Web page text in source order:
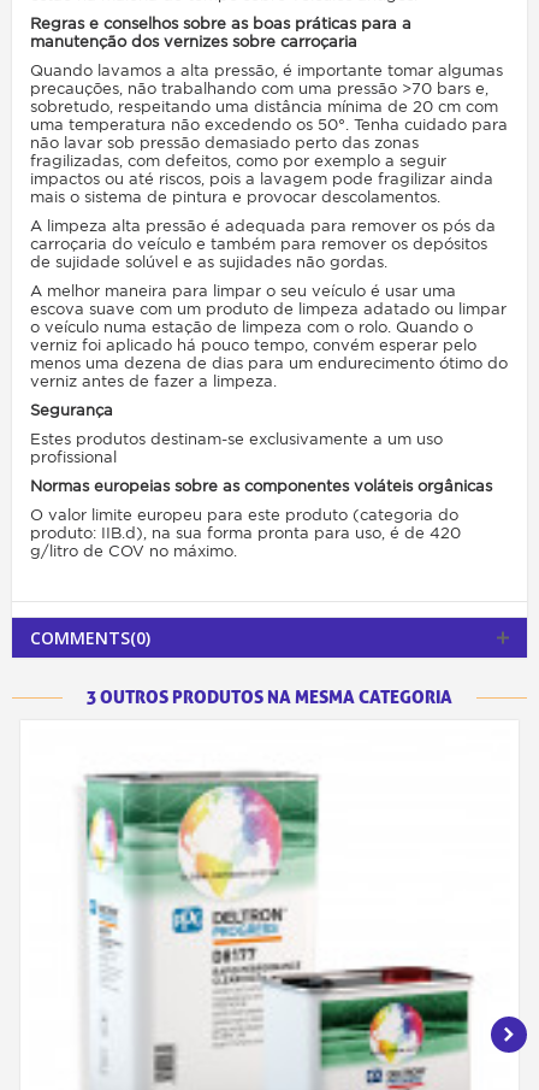
Regras e conselhos sobre as boas práticas para a
manutenção dos vernizes sobre carroçaria
Quando lavamos a alta pressão, é importante tomar algumas
precauções, não trabalhando com uma pressão >70 bars e,
sobretudo, respeitando uma distância mínima de 20 cm com
uma temperatura não excedendo os 50°. Tenha cuidado para
não lavar sob pressão demasiado perto das zonas
fragilizadas, com defeitos, como por exemplo a seguir
impactos ou até riscos, pois a lavagem pode fragilizar ainda
mais o sistema de pintura e provocar descolamentos.
A limpeza alta pressão é adequada para remover os pós da
carroçaria do veículo e também para remover os depósitos
de sujidade solúvel e as sujidades não gordas.
A melhor maneira para limpar o seu veículo é usar uma
escova suave com um produto de limpeza adatado ou limpar
o veículo numa estação de limpeza com o rolo. Quando o
verniz foi aplicado há pouco tempo, convém esperar pelo
menos uma dezena de dias para um endurecimento ótimo do
verniz antes de fazer a limpeza.
Segurança
Estes produtos destinam-se exclusivamente a um uso
profissional
Normas europeias sobre as componentes voláteis orgânicas
O valor limite europeu para este produto (categoria do
produto: IIB.d), na sua forma pronta para uso, é de 420
g/litro de COV no máximo.
COMMENTS(0)
3 OUTROS PRODUTOS NA MESMA CATEGORIA